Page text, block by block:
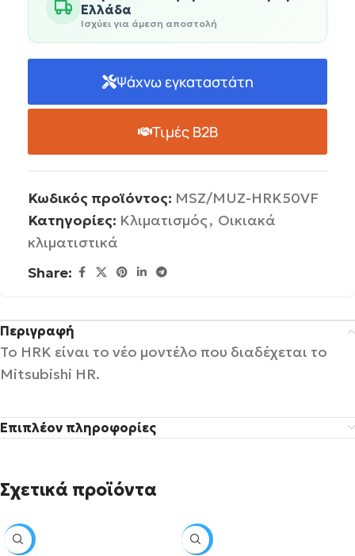
Ελλάδα
Ισχύει για άμεση αποστολή
Ψάχνω εγκαταστάτη
Τιμές B2B
Κωδικός προϊόντος: MSZ/MUZ-HRK50VF
Κατηγορίες: Κλιματισμός, Οικιακά
κλιματιστικά
Share:
Περιγραφή
Το HRK είναι το νέο μοντέλο που διαδέχεται το
Mitsubishi HR.
Επιπλέον πληροφορίες
Σχετικά προϊόντα
SALE SALE